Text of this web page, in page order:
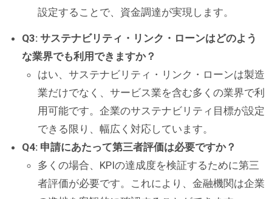
設定することで、資金調達が実現します。
Q3: サステナビリティ・リンク・ローンはどのよう
な業界でも利用できますか？
はい、サステナビリティ・リンク・ローンは製造
業だけでなく、サービス業を含む多くの業界で利
用可能です。企業のサステナビリティ目標が設定
できる限り、幅広く対応しています。
Q4: 申請にあたって第三者評価は必要ですか？
多くの場合、KPIの達成度を検証するために第三
者評価が必要です。これにより、金融機関は企業